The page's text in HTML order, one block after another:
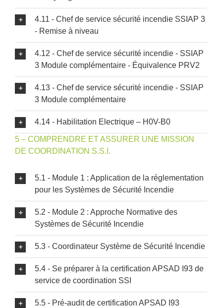
4.11 - Chef de service sécurité incendie SSIAP 3
- Remise à niveau
4.12 - Chef de service sécurité incendie - SSIAP
3 Module complémentaire - Équivalence PRV2
4.13 - Chef de service sécurité incendie - SSIAP
3 Module complémentaire
4.14 - Habilitation Electrique – H0V-B0
5 – COMPRENDRE ET ASSURER UNE MISSION
DE COORDINATION S.S.I.
5.1 - Module 1 : Application de la réglementation
pour les Systèmes de Sécurité Incendie
5.2 - Module 2 : Approche Normative des
Systèmes de Sécurité Incendie
5.3 - Coordinateur Système de Sécurité Incendie
5.4 - Se préparer à la certification APSAD I93 de
service de coordination SSI
5.5 - Pré-audit de certification APSAD I93